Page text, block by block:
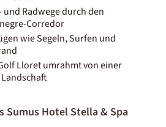
Radwege durch den
Corredor
wie Segeln, Surfen und
Lloret umrahmt von einer
Sumus Hotel Stella & Spa